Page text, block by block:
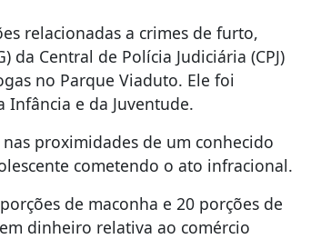
relacionadas a crimes de furto,
da Central de Polícia Judiciária (CPJ)
no Parque Viaduto. Ele foi
Infância e da Juventude.
proximidades de um conhecido
cometendo o ato infracional.
de maconha e 20 porções de
dinheiro relativa ao comércio